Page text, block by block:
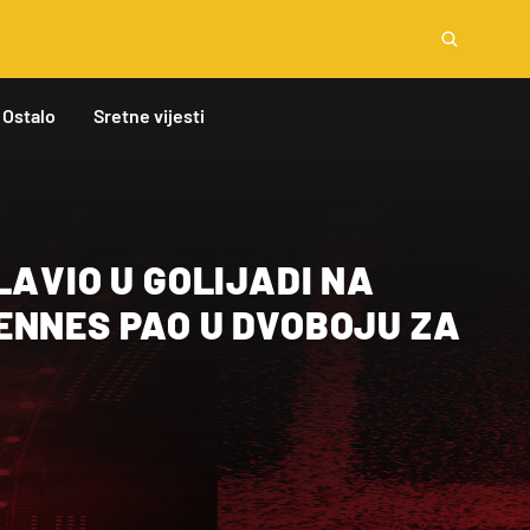
Ostalo Sretne vijesti
U GOLIJADI NA
PAO U DVOBOJU ZA